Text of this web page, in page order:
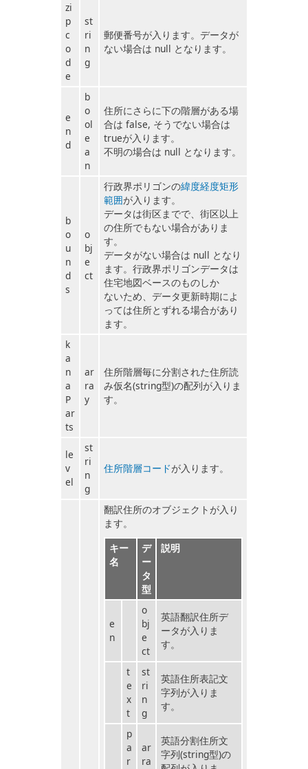
zi
p
c
o
d
e
st
ri
n
g
郵便番号が入ります。データが
ない場合は null となります。
e
n
d
b
o
ol
e
a
n
住所にさらに下の階層がある場
合は false, そうでない場合は
trueが入ります。
不明の場合は null となります。
b
o
u
n
d
s
o
bj
e
ct
行政界ポリゴンの緯度経度矩形
範囲が入ります。
データは街区までで、街区以上
の住所でもない場合がありま
す。
データがない場合は null となり
ます。行政界ポリゴンデータは
住宅地図ベースのものしか
ないため、データ更新時期によ
っては住所とずれる場合があり
ます。
k
a
n
a
P
ar
ts
ar
ra
y
住所階層毎に分割された住所読
み仮名(string型)の配列が入りま
す。
le
v
el
st
ri
n
g
住所階層コードが入ります。
翻訳住所のオブジェクトが入り
ます。
キー
名
デ
ー
タ
型
説明
e
n
o
bj
e
ct
英語翻訳住所デ
ータが入りま
す。
t
e
x
t
st
ri
n
g
英語住所表記文
字列が入りま
す。
p
a
r
ar
ra
英語分割住所文
字列(string型)の